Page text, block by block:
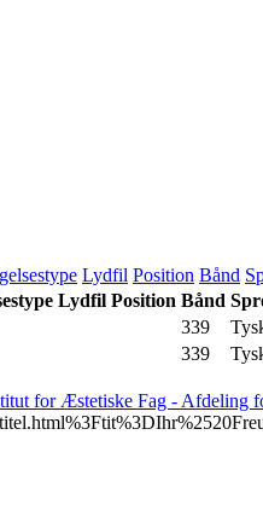
Lydfil Position Bånd
Lydfil Position Bånd
339
339
for Æstetiske Fag - Afdeling